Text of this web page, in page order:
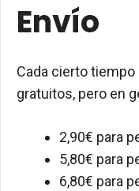
Envío
Cada cierto
gratuitos, pero en
2,90€ para
5,80€ para
6,80€ para